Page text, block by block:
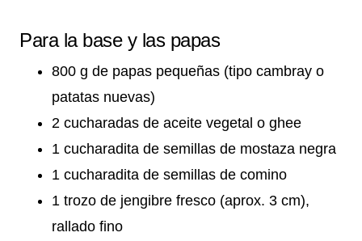
Para la base y las papas
800 g de papas pequeñas (tipo cambray o
patatas nuevas)
2 cucharadas de aceite vegetal o ghee
1 cucharadita de semillas de mostaza negra
1 cucharadita de semillas de comino
1 trozo de jengibre fresco (aprox. 3 cm),
rallado fino